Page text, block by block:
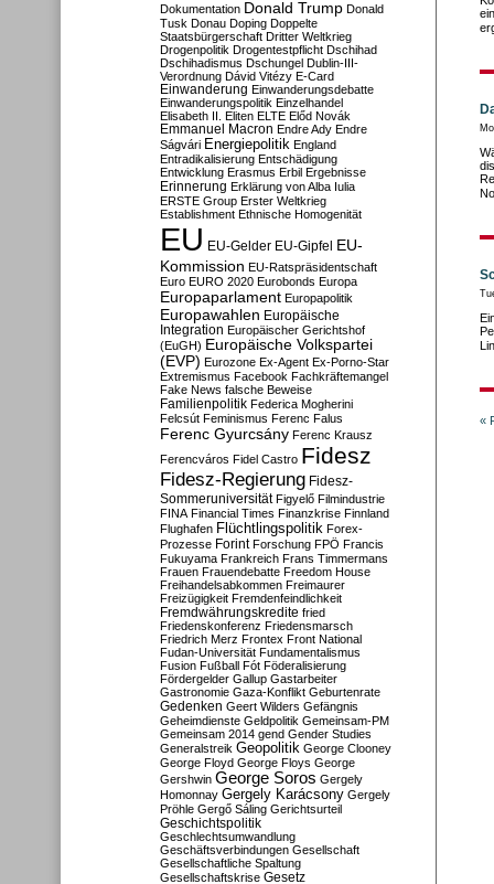
«
Dokumentation Donald Trump Donald
Tusk Donau Doping Doppelte
Staatsbürgerschaft Dritter Weltkrieg
Drogenpolitik Drogentestpflicht Dschihad
Dschihadismus Dschungel Dublin-III-
Verordnung Dávid Vitézy E-Card
Einwanderung Einwanderungsdebatte
Einwanderungspolitik Einzelhandel
Elisabeth II. Eliten ELTE Előd Novák
Emmanuel Macron Endre Ady Endre
Ságvári Energiepolitik England
Entradikalisierung Entschädigung
Entwicklung Erasmus Erbil Ergebnisse
Erinnerung Erklärung von Alba Iulia
ERSTE Group Erster Weltkrieg
Establishment Ethnische Homogenität
EU EU-Gelder EU-Gipfel EU-
Kommission EU-Ratspräsidentschaft
Euro EURO 2020 Eurobonds Europa
Europaparlament Europapolitik
Europawahlen Europäische
Integration Europäischer Gerichtshof
(EuGH) Europäische Volkspartei
(EVP) Eurozone Ex-Agent Ex-Porno-Star
Extremismus Facebook Fachkräftemangel
Fake News falsche Beweise
Familienpolitik Federica Mogherini
Felcsút Feminismus Ferenc Falus
Ferenc Gyurcsány Ferenc Krausz
Ferencváros Fidel Castro Fidesz
Fidesz-Regierung Fidesz-
Sommeruniversität Figyelő Filmindustrie
FINA Financial Times Finanzkrise Finnland
Flughafen Flüchtlingspolitik Forex-
Prozesse Forint Forschung FPÖ Francis
Fukuyama Frankreich Frans Timmermans
Frauen Frauendebatte Freedom House
Freihandelsabkommen Freimaurer
Freizügigkeit Fremdenfeindlichkeit
Fremdwährungskredite fried
Friedenskonferenz Friedensmarsch
Friedrich Merz Frontex Front National
Fudan-Universität Fundamentalismus
Fusion Fußball Fót Föderalisierung
Fördergelder Gallup Gastarbeiter
Gastronomie Gaza-Konflikt Geburtenrate
Gedenken Geert Wilders Gefängnis
Geheimdienste Geldpolitik Gemeinsam-PM
Gemeinsam 2014 gend Gender Studies
Generalstreik Geopolitik George Clooney
George Floyd George Floys George
Gershwin George Soros Gergely
Homonnay Gergely Karácsony Gergely
Pröhle Gergő Sáling Gerichtsurteil
Geschichtspolitik
Geschlechtsumwandlung
Geschäftsverbindungen Gesellschaft
Gesellschaftliche Spaltung
Gesellschaftskrise Gesetz